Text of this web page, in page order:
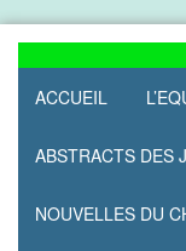
contentACCUEIL
ABSTRACTS DES
NOUVELLES DU